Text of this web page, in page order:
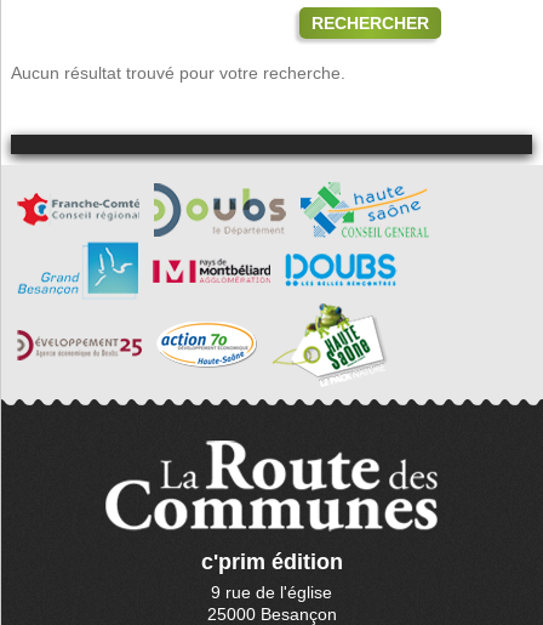
RECHERCHER
Aucun résultat trouvé pour votre recherche.
c'prim édition
9 rue de l'église
25000 Besançon